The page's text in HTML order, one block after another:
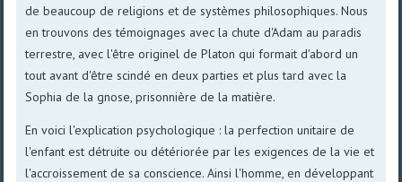
de beaucoup de religions et de systèmes philosophiques. Nous
en trouvons des témoignages avec la chute d'Adam au paradis
terrestre, avec l'être originel de Platon qui formait d'abord un
tout avant d'être scindé en deux parties et plus tard avec la
Sophia de la gnose, prisonnière de la matière.
En voici l'explication psychologique : la perfection unitaire de
l'enfant est détruite ou détériorée par les exigences de la vie et
l'accroissement de sa conscience. Ainsi l'homme, en développant